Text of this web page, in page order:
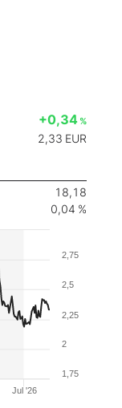
+0,34 %
2,33 EUR
18,18
0,04 %
Jul '26
1,75
2
2,25
2,5
2,75